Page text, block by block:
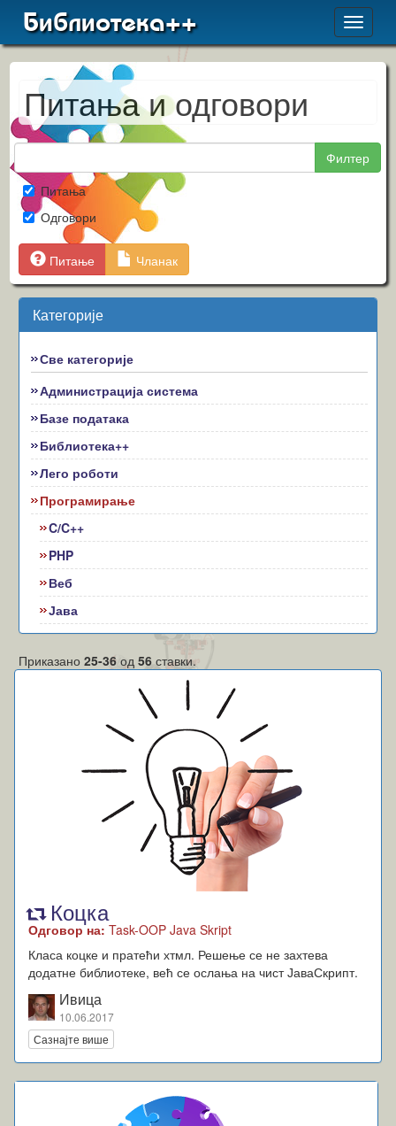
Toggle
Библиотека++
Питања и одговори
Филтер
Питања
Одговори
Питање Чланак
Категорије
Све категорије
Администрација система
Базе података
Библиотека++
Лего роботи
Програмирање
C/C++
PHP
Веб
Јава
Приказано25-36 од56 ставки.
Коцка
Одговор на:Task-OOP Java Skript
Класа коцке и пратећи хтмл. Решење се не захтева
додатне библиотеке, већ се ослања на чист ЈаваСкрипт.
Ивица
10.06.2017
Сазнајте више